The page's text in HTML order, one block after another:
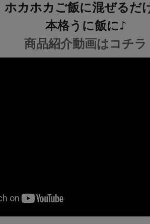
ホカホカご飯に混ぜるだ
本格うに飯に♪
商品紹介動画はコチラ